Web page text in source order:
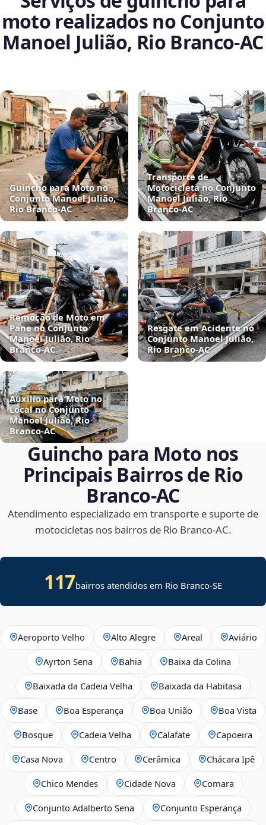
moto realizados no Conjunto
Manoel Julião, Rio Branco‑AC
Guincho para Moto no
Conjunto Manoel Julião,
Rio Branco‑AC
Transporte de
Motocicleta no Conjunto
Manoel Julião, Rio
Branco‑AC
Remoção de Moto em
Pane no Conjunto
Manoel Julião, Rio
Branco‑AC
Resgate em Acidente no
Conjunto Manoel Julião,
Rio Branco‑AC
Auxílio para Moto no
Local no Conjunto
Manoel Julião, Rio
Branco‑AC
Guincho para Moto nos
Principais Bairros de Rio
Branco‑AC
Atendimento especializado em transporte e suporte de
motocicletas nos bairros de Rio Branco‑AC.
117bairros atendidos em Rio Branco-SE
Aeroporto Velho Alto Alegre Areal Aviário
Ayrton Sena Bahia Baixa da Colina
Baixada da Cadeia Velha Baixada da Habitasa
Base Boa Esperança Boa União Boa Vista
Bosque Cadeia Velha Calafate Capoeira
Casa Nova Centro Cerâmica Chácara Ipê
Chico Mendes Cidade Nova Comara
Conjunto Adalberto Sena Conjunto Esperança